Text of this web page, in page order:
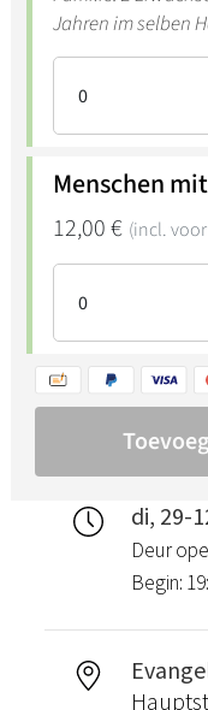
di, 29-
Deur
Begin: